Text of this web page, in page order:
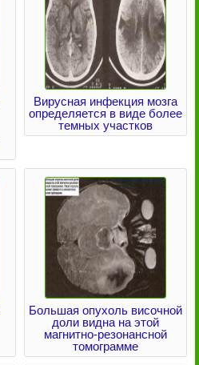
Вирусная инфекция мозга
определяется в виде более
темных участков
Большая опухоль височной
доли видна на этой
магнитно-резонансной
томограмме